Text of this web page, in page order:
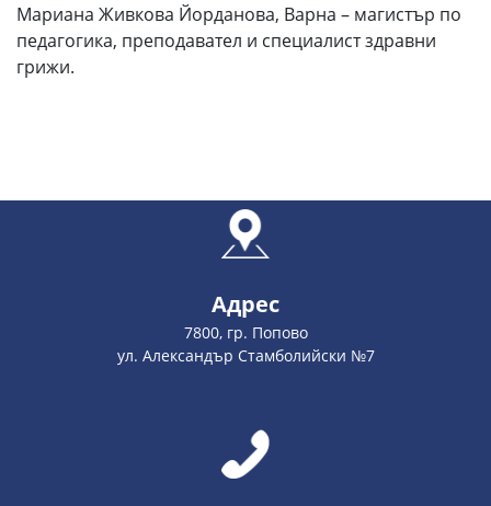
Мариана Живкова Йорданова, Варна – магистър по
педагогика, преподавател и специалист здравни
грижи.
Адрес
7800, гр. Попово
ул. Александър Стамболийски №7